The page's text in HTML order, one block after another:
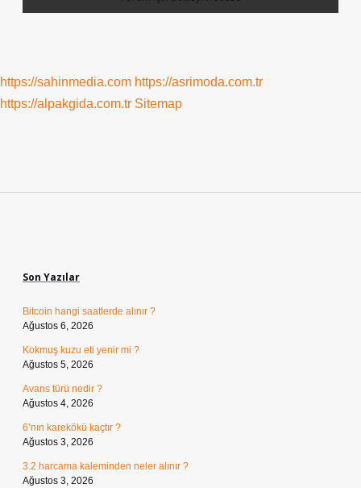
https://sahinmedia.com https://asrimoda.com.tr
https://alpakgida.com.tr Sitemap
Son Yazılar
Bitcoin hangi saatlerde alınır ?
Ağustos 6, 2026
Kokmuş kuzu eti yenir mi ?
Ağustos 5, 2026
Avans türü nedir ?
Ağustos 4, 2026
6’nın karekökü kaçtır ?
Ağustos 3, 2026
3.2 harcama kaleminden neler alınır ?
Ağustos 3, 2026